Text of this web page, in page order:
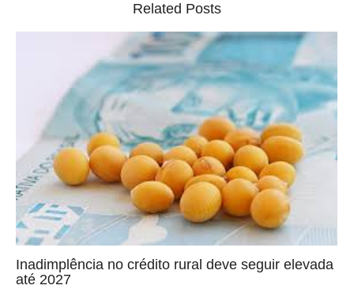
Related Posts
Inadimplência no crédito rural deve seguir elevada
até 2027